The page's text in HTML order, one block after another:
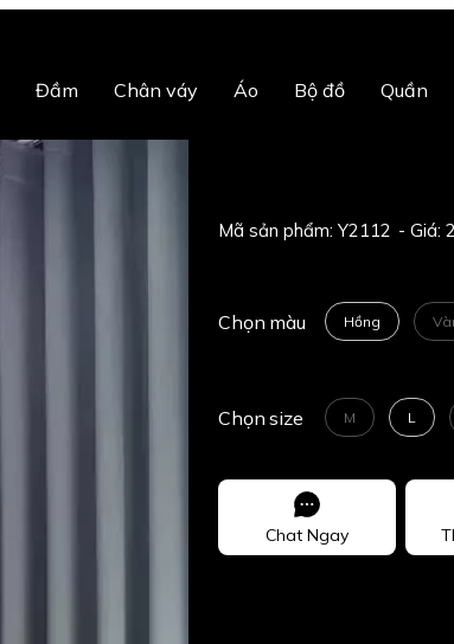
Đầm Chân váy Áo Bộ đồ Quần
Hồng
M L
size
màu
Chọn
Chọn
Chat Ngay
Mã sản phẩm: Y2112